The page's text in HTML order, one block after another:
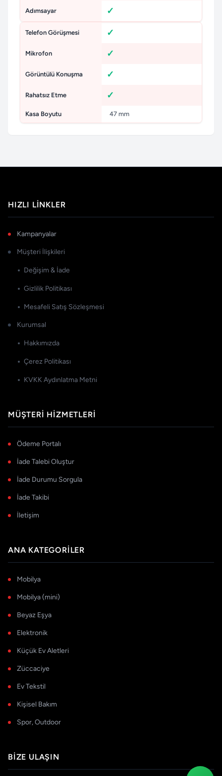
Adımsayar
Telefon Görüşmesi
Mikrofon
Görüntülü Konuşma
Rahatsız Etme
Kasa Boyutu 47 mm
HIZLI LINKLER
Kampanyalar
Müşteri İlişkileri
Değişim & İade
Gizlilik Politikası
Mesafeli Satış Sözleşmesi
Kurumsal
Hakkımızda
Çerez Politikası
KVKK Aydınlatma Metni
MÜŞTERI HIZMETLERI
Ödeme Portalı
İade Talebi Oluştur
İade Durumu Sorgula
İade Takibi
İletişim
ANA KATEGORILER
Mobilya
Mobilya (mini)
Beyaz Eşya
Elektronik
Küçük Ev Aletleri
Züccaciye
Ev Tekstil
Kişisel Bakım
Spor, Outdoor
BIZE ULAŞIN